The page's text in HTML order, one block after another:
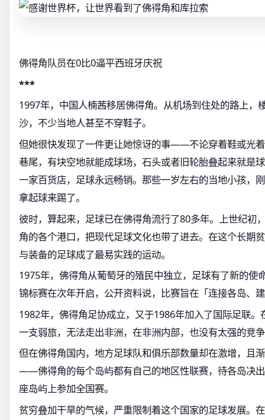
佛得角队员在0比0逼平西班牙庆祝
***
1997年，中国人楠茜移居佛得角。从机场到住处的路上，
沙，不少当地人甚至不穿鞋子。
但她很快发现了一件更让她惊讶的事——不论穿着鞋或光
巷尾，有块空地就能成球场，石头或者旧轮胎叠起来就是
一家百货店，足球永远畅销。那些一岁左右的当地小孩，
拿起球来踢了。
彼时，算起来，足球已在佛得角流行了80多年。上世纪初
角的各个港口，把现代足球文化也带了进去。在这个长期
与装备的足球成了最易实践的运动。
1975年，佛得角从葡萄牙的殖民中独立，足球有了新的使
锦标赛在次年开启，公开资料说，比赛旨在「连接各岛、
1982年，佛得角足协成立，又于1986年加入了国际足联
一支弱旅，无法走出非洲，在非洲内部，也没有太强的竞
但在佛得角国内，地方足球队和俱乐部数量却在激增，且
——佛得角的每个岛屿都有自己的地区性联赛，待各岛决
座岛屿上参加全国赛。
贫穷叠加干旱的气候，严重限制着这个国家的足球发展。